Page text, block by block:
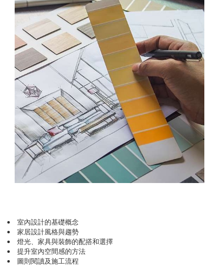
室內設計的基礎概念
家居設計風格與趨勢
燈光、家具與裝飾的配搭和選擇
提升室內空間感的方法
圖則閱讀及施工流程